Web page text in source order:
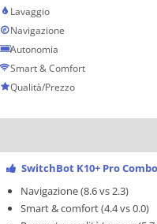
Lavaggio
Navigazione
Autonomia
Smart & Comfort
Qualità/Prezzo
SwitchBot K10+ Pro Combo
Navigazione (8.6 vs 2.3)
Smart & comfort (4.4 vs 0.0)